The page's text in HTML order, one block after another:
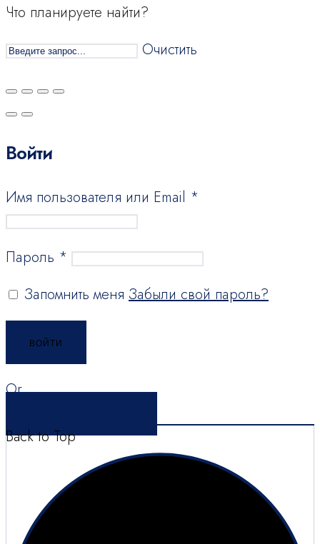
Что планируете найти?
Очистить
Войти
Имя пользователя или Email *
Пароль *
Запомнить меня Забыли свой пароль?
ВОЙТИ
Or
Back to Top